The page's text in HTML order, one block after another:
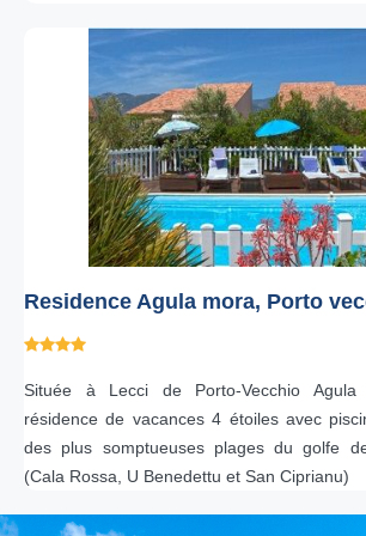
Residence Agula mora, Porto
Située à Lecci de Porto-Vecchio
résidence de vacances 4 étoiles avec
des plus somptueuses plages du golfe
(Cala Rossa, U Benedettu et San Ciprianu)